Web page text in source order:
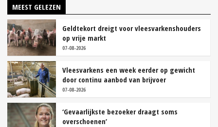
MEEST GELEZEN
Geldtekort dreigt voor vleesvarkenshouders
op vrije markt
07-08-2026
Vleesvarkens een week eerder op gewicht
door continu aanbod van brijvoer
07-08-2026
‘Gevaarlijkste bezoeker draagt soms
overschoenen’